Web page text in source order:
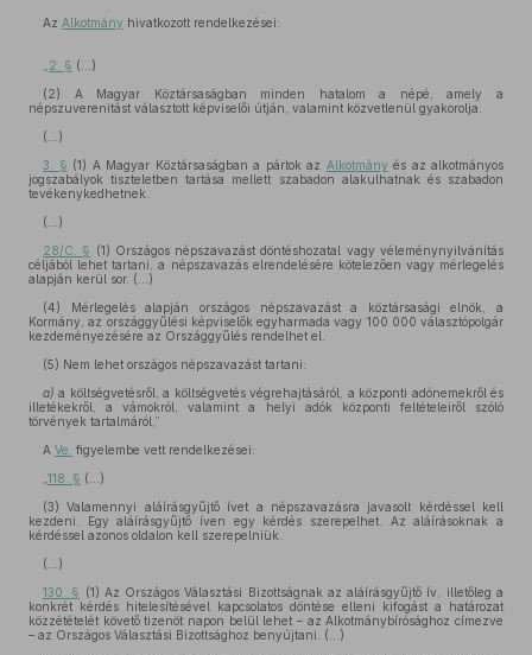
Az Alkotmány hivatkozott rendelkezései:
2. § (...)
(2) A Magyar Köztársaságban minden hatalom a népé, amely a
népszuverenitást választott képviselői útján, valamint közvetlenül gyakorolja.
(...)
3. § (1) A Magyar Köztársaságban a pártok az Alkotmány és az alkotmányos
jogszabályok tiszteletben tartása mellett szabadon alakulhatnak és szabadon
tevékenykedhetnek.
(...)
28/C. § (1) Országos népszavazást döntéshozatal vagy véleménynyilvánítás
céljából lehet tartani, a népszavazás elrendelésére kötelezően vagy mérlegelés
alapján kerül sor. (...)
(4) Mérlegelés alapján országos népszavazást a köztársasági elnök, a
Kormány, az országgyűlési képviselők egyharmada vagy 100 000 választópolgár
kezdeményezésére az Országgyűlés rendelhet el.
(5) Nem lehet országos népszavazást tartani:
a) a költségvetésről, a költségvetés végrehajtásáról, a központi adónemekről és
illetékekről, a vámokról, valamint a helyi adók központi feltételeiről szóló
törvények tartalmáról,”
A Ve. figyelembe vett rendelkezései:
118. § (...)
(3) Valamennyi aláírásgyűjtő ívet a népszavazásra javasolt kérdéssel kell
kezdeni. Egy aláírásgyűjtő íven egy kérdés szerepelhet. Az aláírásoknak a
kérdéssel azonos oldalon kell szerepelniük.
(...)
130. § (1) Az Országos Választási Bizottságnak az aláírásgyűjtő ív, illetőleg a
konkrét kérdés hitelesítésével kapcsolatos döntése elleni kifogást a határozat
közzétételét követő tizenöt napon belül lehet – az Alkotmánybírósághoz címezve
– az Országos Választási Bizottsághoz benyújtani. (...)